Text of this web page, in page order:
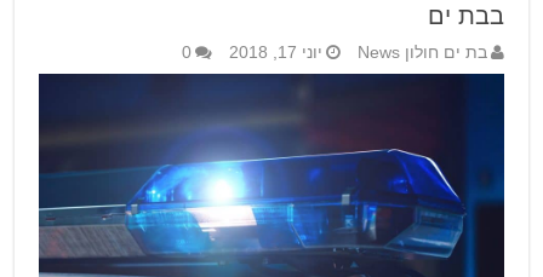
בבת ים
בת ים חולון News יוני 17, 2018 0